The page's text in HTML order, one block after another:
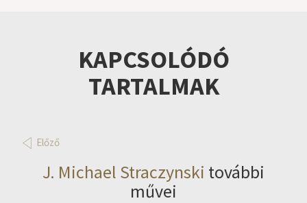
KAPCSOLÓDÓ
TARTALMAK
Előző
J. Michael Straczynski további
művei